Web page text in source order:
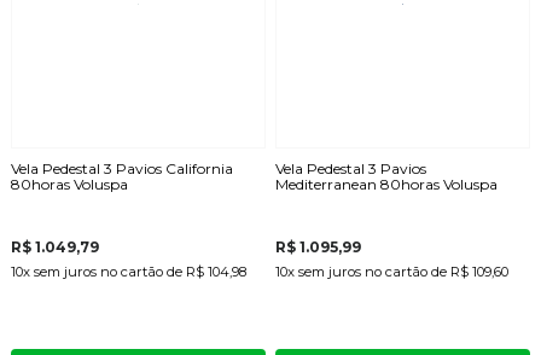
Vela Pedestal 3 Pavios California
80horas Voluspa
R$ 1.049,79
10x sem juros no cartãode R$ 104,98
Vela Pedestal 3 Pavios
Mediterranean 80horas Voluspa
R$ 1.095,99
10x sem juros no cartão de R$ 109,60